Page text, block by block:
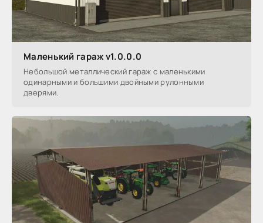
Маленький гараж v1.0.0.0
Небольшой металлический гараж с маленькими
одинарными и большими двойными рулонными
дверями.